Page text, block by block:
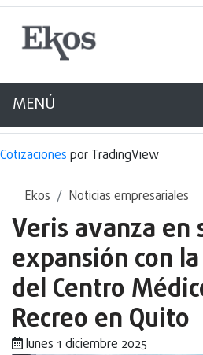
MENÚ
Cotizaciones por TradingView
Ekos Noticias empresariales
Veris avanza en
expansión con
del Centro
Recreo en Quito
lunes 1 diciembre 2025